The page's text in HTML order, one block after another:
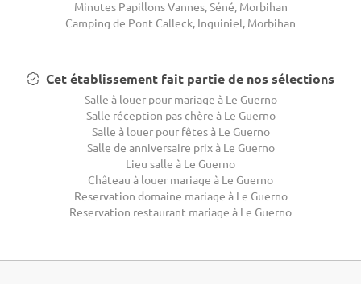
Minutes Papillons Vannes, Séné, Morbihan
Camping de Pont Calleck, Inguiniel, Morbihan
Cet établissement fait partie de nos sélections
Salle à louer pour mariage à Le Guerno
Salle réception pas chère à Le Guerno
Salle à louer pour fêtes à Le Guerno
Salle de anniversaire prix à Le Guerno
Lieu salle à Le Guerno
Château à louer mariage à Le Guerno
Reservation domaine mariage à Le Guerno
Reservation restaurant mariage à Le Guerno